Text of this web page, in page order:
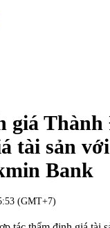
giá
tài sản
Bank
(GMT+7)